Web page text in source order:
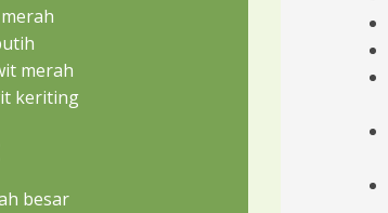
merah
keriting
besar